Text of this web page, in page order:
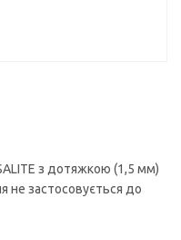
з дотяжкою (1,5 мм)
не застосовується до